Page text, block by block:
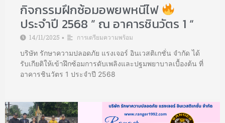
กิจกรรมฝึกซ้อมอพยพหนีไฟ
ประจำปี 2568 ” ณ อาคารชินวัตร 1 “
14/11/2025 • การเตรียมความพร้อม
บริษัท รักษาความปลอดภัย แรงเจอร์ อินเวสติเกชั่น จำกัด ได้
รับเกียติให้เข้าฝึกซ้อมการดับเพลิงและปฐมพยาบาลเบื้องต้น ที่
อาคารชินวัตร 1 ประจำปี 2568